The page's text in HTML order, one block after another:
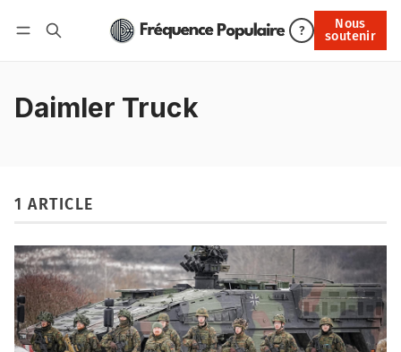
?
Nous
soutenir
Nous soutenir
Daimler Truck
1 ARTICLE